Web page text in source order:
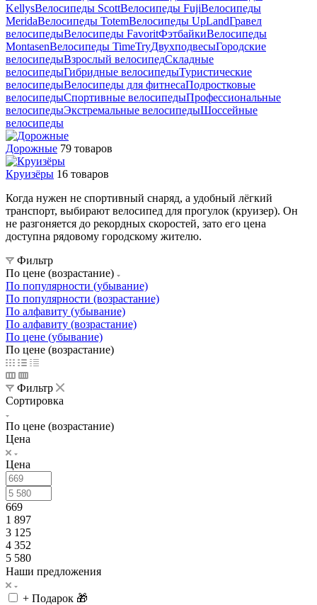
KellysВелосипеды ScottВелосипеды FujiВелосипеды
MeridaВелосипеды TotemВелосипеды UpLandГравел
велосипедыВелосипеды FavoritФэтбайкиВелосипеды
MontasenВелосипеды TimeTryДвухподвесыГородские
велосипедыВзрослый велосипедСкладные
велосипедыГибридные велосипедыТуристические
велосипедыВелосипеды для фитнесаПодростковые
велосипедыСпортивные велосипедыПрофессиональные
велосипедыЭкстремальные велосипедыШоссейные
велосипеды
Дорожные 79 товаров
Круизёры 16 товаров
Когда нужен не спортивный снаряд, а удобный лёгкий
транспорт, выбирают велосипед для прогулок (круизер). Он
не разгоняется до рекордных скоростей, зато его цена
доступна рядовому городскому жителю.
Фильтр
По цене (возрастание)
По популярности (убывание)
По популярности (возрастание)
По алфавиту (убывание)
По алфавиту (возрастание)
По цене (убывание)
По цене (возрастание)
Фильтр
Сортировка
По цене (возрастание)
Цена
Цена
669
1 897
3 125
4 352
5 580
Наши предложения
+ Подарок 🎁